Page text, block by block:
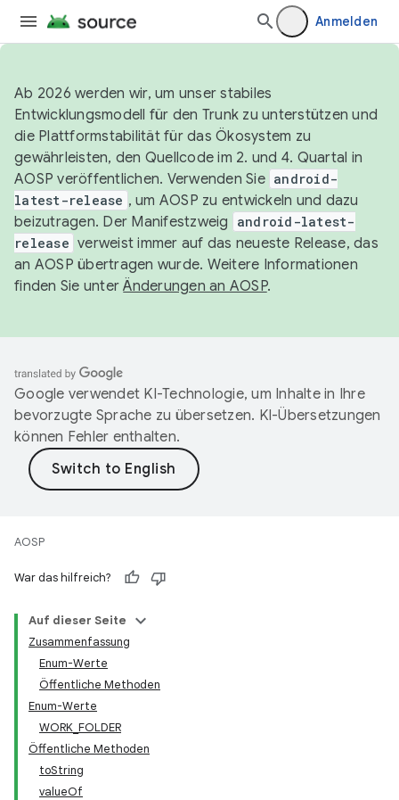
Anmelden
Ab 2026 werden wir, um unser stabiles
Entwicklungsmodell für den Trunk zu unterstützen und
die Plattformstabilität für das Ökosystem zu
gewährleisten, den Quellcode im 2. und 4. Quartal in
AOSP veröffentlichen. Verwenden Sie android-
latest-release , um AOSP zu entwickeln und dazu
beizutragen. Der Manifestzweig
android-latest-
release verweist immer auf das neueste Release, das
an AOSP übertragen wurde. Weitere Informationen
finden Sie unterÄnderungen an AOSP.
Google verwendet KI-Technologie, um Inhalte in Ihre
bevorzugte Sprache zu übersetzen. KI-Übersetzungen
können Fehler enthalten.
AOSP
War das hilfreich?
Auf dieser Seite
Zusammenfassung
Enum-Werte
Öffentliche Methoden
Enum-Werte
WORK_FOLDER
Öffentliche Methoden
toString
valueOf